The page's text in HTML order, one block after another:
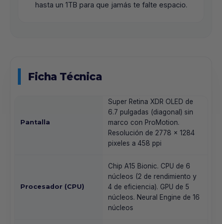
hasta un 1TB para que jamás te falte espacio.
Ficha Técnica
Pantalla
Super Retina XDR OLED de
6.7 pulgadas (diagonal) sin
marco con ProMotion.
Resolución de 2778 x 1284
pixeles a 458 ppi
Procesador (CPU)
Chip A15 Bionic. CPU de 6
núcleos (2 de rendimiento y
4 de eficiencia). GPU de 5
núcleos. Neural Engine de 16
núcleos